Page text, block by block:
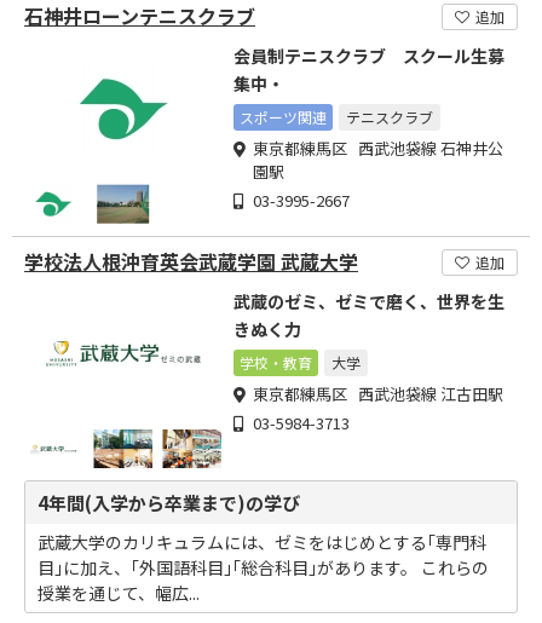
石神井ローンテニスクラブ 追加
会員制テニスクラブ スクール生募
集中・
スポーツ関連 テニスクラブ
東京都練馬区 西武池袋線 石神井公
園駅
03-3995-2667
学校法人根沖育英会武蔵学園 武蔵大学 追加
武蔵のゼミ、ゼミで磨く、世界を生
きぬく力
学校・教育 大学
東京都練馬区 西武池袋線 江古田駅
03-5984-3713
4年間(入学から卒業まで)の学び
武蔵大学のカリキュラムには、ゼミをはじめとする｢専門科
目｣に加え、｢外国語科目｣｢総合科目｣があります。 これらの
授業を通じて、幅広...